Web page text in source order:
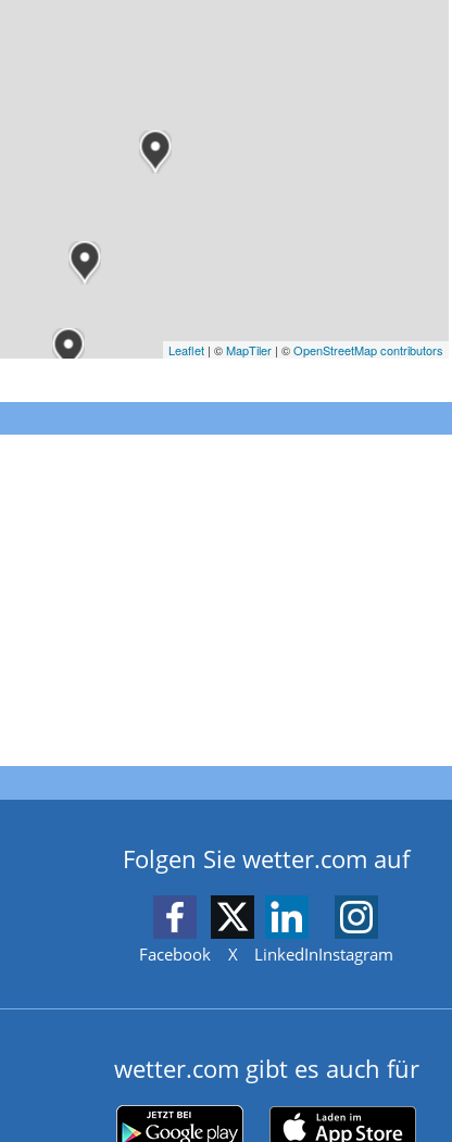
Leaflet| ©MapTiler| ©OpenStreetMap contributors
Folgen Sie wetter.com auf
Facebook X LinkedInInstagram
wetter.com gibt es auch für